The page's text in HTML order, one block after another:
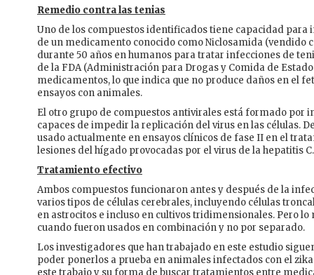
Remedio contra las tenias
Uno de los compuestos identificados tiene capacidad
de un medicamento conocido como Niclosamida (vendido
durante 50 años en humanos para tratar infecciones de
de la FDA (Administración para Drogas y Comida de
medicamentos, lo que indica que no produce daños en el
ensayos con animales.
El otro grupo de compuestos antivirales está formado por
capaces de impedir la replicación del virus en las células.
usado actualmente en ensayos clínicos de fase II en el
lesiones del hígado provocadas por el virus de la hepatitis C.
Tratamiento efectivo
Ambos compuestos funcionaron antes y después de la
varios tipos de células cerebrales, incluyendo células
en astrocitos e incluso en cultivos tridimensionales. Pero
cuando fueron usados en combinación y no por separado.
Los investigadores que han trabajado en este estudio
poder ponerlos a prueba en animales infectados con el